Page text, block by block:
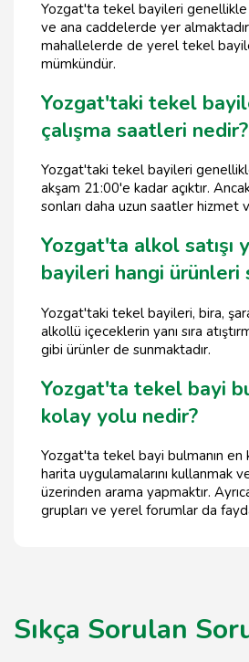
Yozgat'ta tekel bayileri
ve ana caddelerde yer almaktadır.
mahallelerde de yerel tekel
mümkündür.
Yozgat'taki tekel
çalışma saatleri nedir?
Yozgat'taki tekel bayileri
akşam 21:00'e kadar açıktır.
sonları daha uzun saatler hizmet
Yozgat'ta alkol satışı
bayileri hangi ürünleri
Yozgat'taki tekel bayileri, bira,
alkollü içeceklerin yanı sıra
gibi ürünler de sunmaktadır.
Yozgat'ta tekel bayi
kolay yolu nedir?
Yozgat'ta tekel bayi bulmanın
harita uygulamalarını kullanmak
üzerinden arama yapmaktır.
grupları ve yerel forumlar da
Sıkça Sorulan